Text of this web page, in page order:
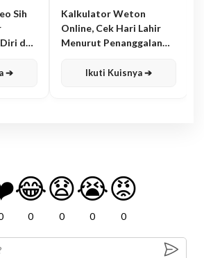
Sih
dan
➔
Kalkulator Weton
Online, Cek Hari Lahir
Menurut Penanggalan
Ikuti Kuisnya ➔
😂
0
😧
0
😭
0
😡
0